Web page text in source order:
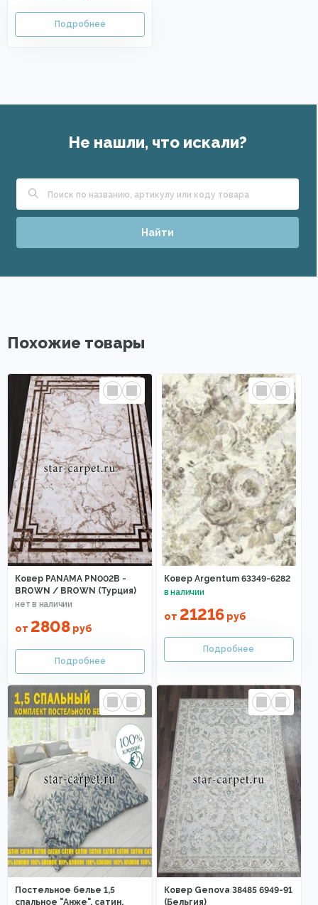
Не нашли, что искали?
Найти
Похожие товары
Ковер PANAMA PN002B -
BROWN / BROWN (Турция)
от 2808 руб
Ковер Argentum 63349-6282
от 21216руб
Постельное белье 1,5
спальное "Анже", сатин,
Ковер Genova 38485 6949-91
(Бельгия)